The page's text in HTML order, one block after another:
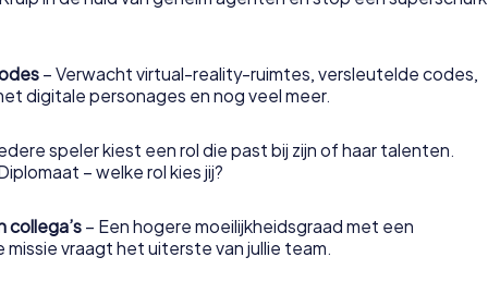
– Verwacht virtual-reality-ruimtes, versleutelde codes,
digitale personages en nog veel meer.
speler kiest een rol die past bij zijn of haar talenten.
– welke rol kies jij?
collega’s – Een hogere moeilijkheidsgraad met een
missie vraagt het uiterste van jullie team.